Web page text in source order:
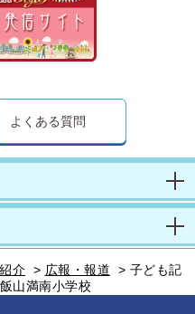
よくある質問
介 > 広報・報道 > 子ども記
飯山満南小学校